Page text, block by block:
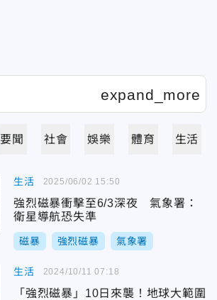
要聞 社會 娛樂 體育 生活
生活
強烈磁暴衝擊至6/3深夜 氣象署：
衛星導航恐失準
磁暴 強烈磁暴 氣象署
2025/06/02 15:50
生活
「強烈磁暴」10日來襲！地球大範圍
2024/10/11 07:18